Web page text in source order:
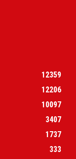
12359
12206
10097
3407
1737
333